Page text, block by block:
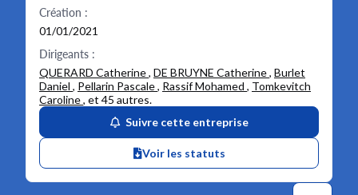
Création :
01/01/2021
Dirigeants :
QUERARD Catherine, DE BRUYNE Catherine, Burlet
Daniel , Pellarin Pascale, Rassif Mohamed , Tomkevitch
Caroline, et 45 autres.
Suivre cette entreprise
Voir les statuts